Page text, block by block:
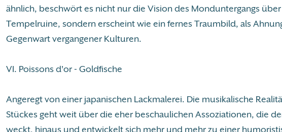
ähnlich, beschwört es nicht nur die Vision des Monduntergangs
Tempelruine, sondern erscheint wie ein fernes Traumbild, als
Gegenwart vergangener Kulturen.
VI. Poissons d'or - Goldfische
Angeregt von einer japanischen Lackmalerei. Die musikalische
Stückes geht weit über die eher beschaulichen Assoziationen, die
weckt, hinaus und entwickelt sich mehr und mehr zu einer